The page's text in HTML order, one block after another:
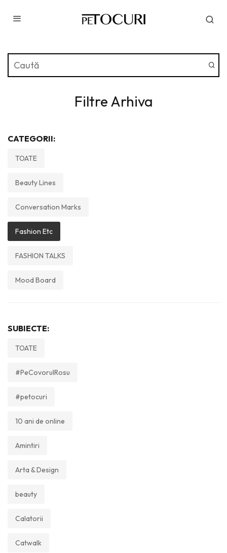
Filtre Arhiva
CATEGORII:
TOATE
Beauty Lines
Conversation Marks
Fashion Etc
FASHION TALKS
Mood Board
SUBIECTE:
TOATE
#PeCovorulRosu
#petocuri
10 ani de online
Amintiri
Arta & Design
beauty
Calatorii
Catwalk